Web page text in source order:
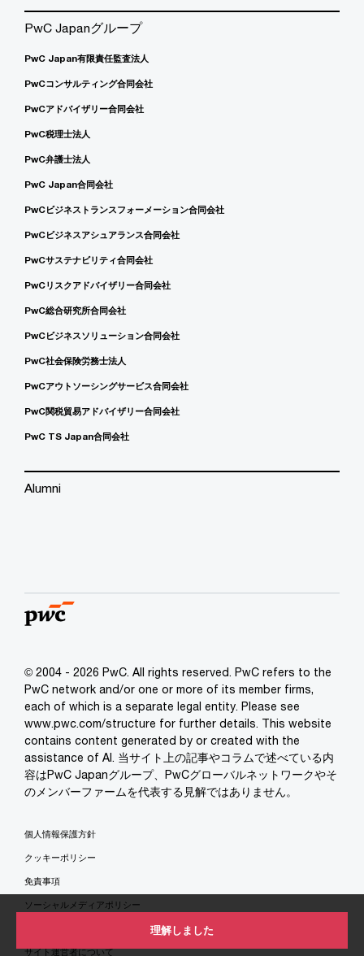
理解しました
PwC Japanグループ
PwC Japan有限責任監査法人
PwCコンサルティング合同会社
PwCアドバイザリー合同会社
PwC税理士法人
PwC弁護士法人
PwC Japan合同会社
PwCビジネストランスフォーメーション合同会社
PwCビジネスアシュアランス合同会社
PwCサステナビリティ合同会社
PwCリスクアドバイザリー合同会社
PwC総合研究所合同会社
PwCビジネスソリューション合同会社
PwC社会保険労務士法人
PwCアウトソーシングサービス合同会社
PwC関税貿易アドバイザリー合同会社
PwC TS Japan合同会社
Alumni
© 2004 - 2026 PwC. All rights reserved. PwC refers to the
PwC network and/or one or more of its member firms,
each of which is a separate legal entity. Please see
www.pwc.com/structure for further details. This website
contains content generated by or created with the
assistance of AI. 当サイト上の記事やコラムで述べている内
容はPwC Japanグループ、PwCグローバルネットワークやそ
のメンバーファームを代表する見解ではありません。
個人情報保護方針
クッキーポリシー
免責事項
ソーシャルメディアポリシー
サイト運営者について